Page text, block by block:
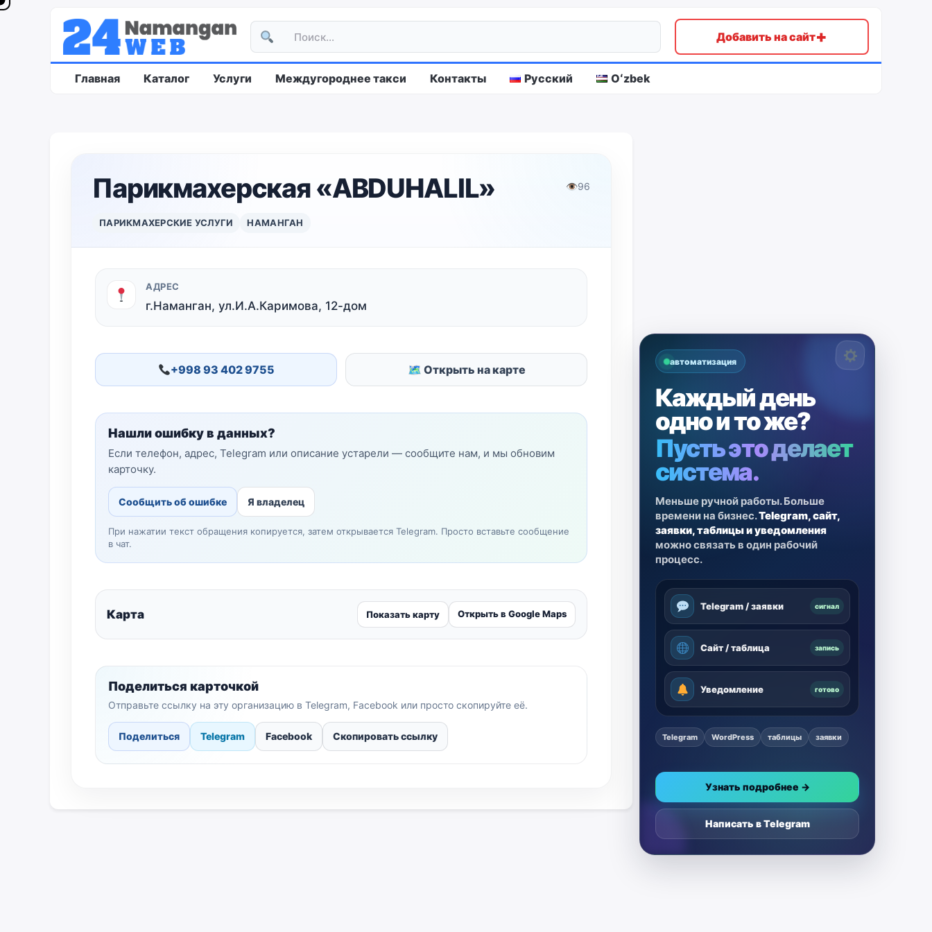
Добавить на сайт+
Главная Каталог Услуги Междугороднее такси Контакты Русский Oʻzbek
Парикмахерская «ABDUHALIL» 👁96
ПАРИКМАХЕРСКИЕ УСЛУГИ НАМАНГАН
АДРЕС
г.Наманган, ул.И.А.Каримова, 12-дом
+998 93 402 9755 🗺 Открыть на карте
Нашли ошибку в данных?
Если телефон, адрес, Telegram или описание устарели — сообщите нам, и мы обновим
карточку.
Сообщить об ошибке Я владелец
При нажатии текст обращения копируется, затем открывается Telegram. Просто вставьте сообщение
в чат.
Карта Показать карту Открыть в Google Maps
Поделиться карточкой
Отправьте ссылку на эту организацию в Telegram, Facebook или просто скопируйте её.
Поделиться Telegram Facebook Скопировать ссылку
автоматизация
Каждый день
одно и то же?
Пусть это делает
система.
Меньше ручной работы. Больше
времени на бизнес.Telegram, сайт,
заявки, таблицы и уведомления
можно связать в один рабочий
процесс.
Telegram / заявки сигнал
Сайт / таблица запись
Уведомление готово
Telegram WordPress таблицы заявки
Узнать подробнее →
Написать в Telegram